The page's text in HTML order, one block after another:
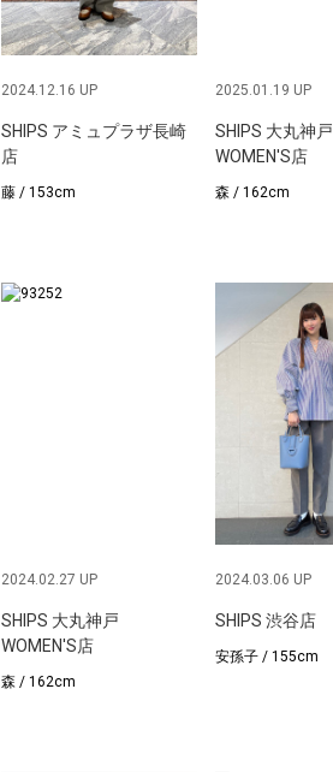
2024.12.16 UP
SHIPS アミュプラザ長崎
店
藤 / 153cm
2025.01.19 UP
SHIPS 大丸神戸
WOMEN'S店
森 / 162cm
2024.02.27 UP
SHIPS 大丸神戸
WOMEN'S店
森 / 162cm
2024.03.06 UP
SHIPS 渋谷店
安孫子 / 155cm